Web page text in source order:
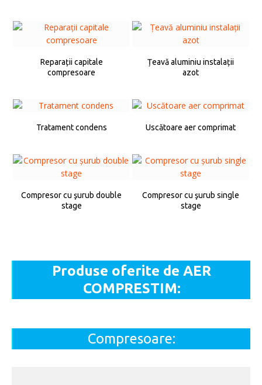
Reparații capitale
compresoare
Țeavă aluminiu instalații
azot
Tratament condens Uscătoare aer comprimat
Compresor cu şurub double
stage
Compresor cu şurub single
stage
Produse oferite de AER
COMPRESTIM:
Compresoare: